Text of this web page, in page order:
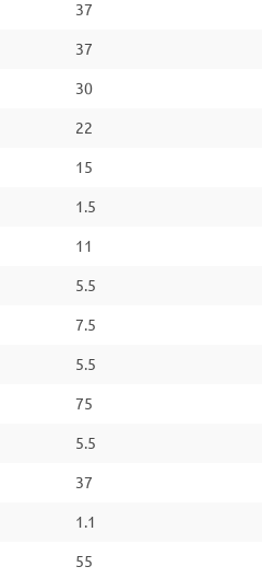
37
37
30
22
15
1.5
11
5.5
7.5
5.5
75
5.5
37
1.1
55